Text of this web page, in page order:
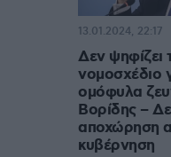
Δεν ψηφίζει
νομοσχέδιο
ομόφυλα
Βορίδης –
αποχώρηση
κυβέρνηση
13.01.2024, 22:17